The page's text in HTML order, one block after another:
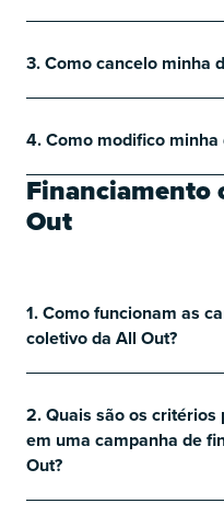
3. Como cancelo minha
4. Como modifico minha
Financiamento
Out
1. Como funcionam as
coletivo da All Out?
2. Quais são os
em uma campanha de
Out?